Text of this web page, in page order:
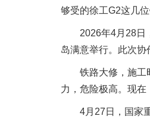
够受的徐工G2这几
2026年4月28日，
岛满意举行。此次协
铁路大修，施工时
力，危险极高。现在
4月27日，国家重